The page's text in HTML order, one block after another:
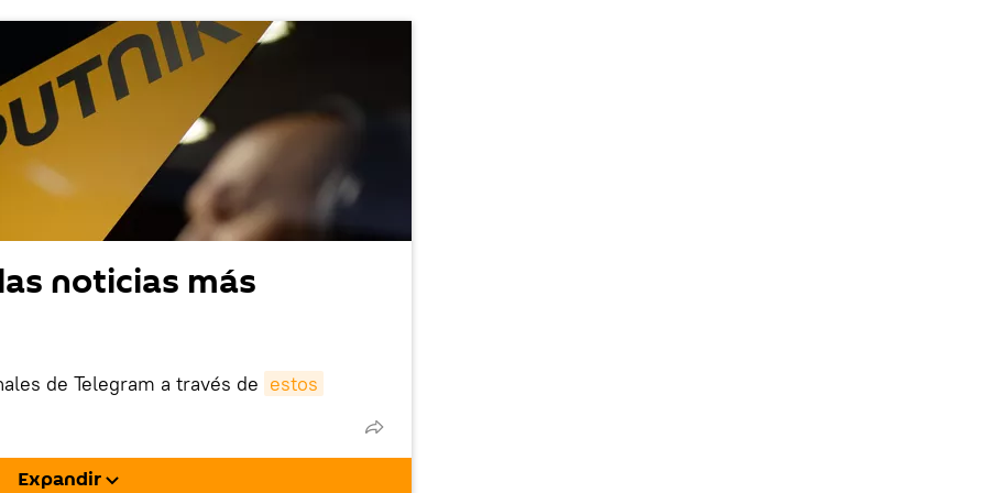
noticias más
de Telegram a través de estos
e instalarla en tu dispositivo
Expandir